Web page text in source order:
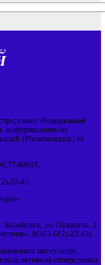
Федеральной
информационных
(Роскомнадзор) от
80619.
22-43.
Барабинск, ул. Пушкина, 2
8(383-612)-22-43).
материалов,
активная гиперссылка